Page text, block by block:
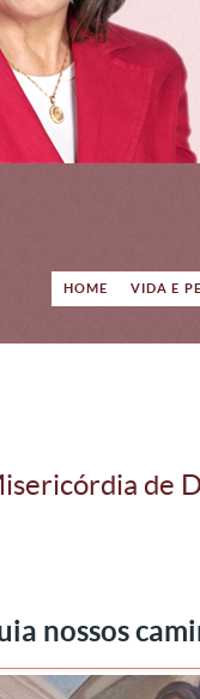
HOME VIDA E
de
nossos